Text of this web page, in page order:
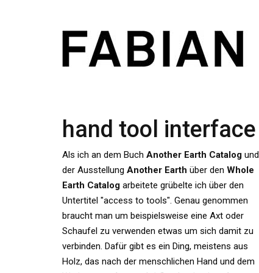
hand tool interface
Als ich an dem Buch Another Earth Catalog und
der Ausstellung Another Earth über den Whole
Earth Catalog arbeitete grübelte ich über den
Untertitel "access to tools". Genau genommen
braucht man um beispielsweise eine Axt oder
Schaufel zu verwenden etwas um sich damit zu
verbinden. Dafür gibt es ein Ding, meistens aus
Holz, das nach der menschlichen Hand und dem